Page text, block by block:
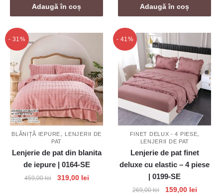
a
fost:
159,00 lei.
Adaugă în coș
a
fost:
159,00
Adaugă în coș
- 31%
BLĂNIȚĂ IEPURE, LENJERII DE
PAT
Lenjerie de pat din blanita
de iepure | 0164-SE
459,00lei
Prețul
319,00 leiPrețul
- 41%
FINET DELUX - 4 PIESE,
LENJERII DE PAT
Lenjerie de pat finet
deluxe cu elastic – 4 piese
| 0199-SE
269,00lei
Prețul
159,00 leiPrețul